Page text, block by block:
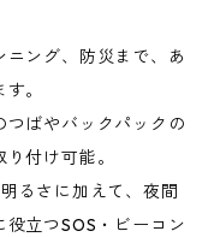
ニング、防災まで、あ
。
ばやバックパックの
付け可能。
るさに加えて、夜間
立つSOS・ビーコン